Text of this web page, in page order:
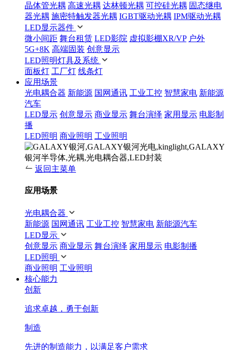
晶体管光耦 高速光耦 达林顿光耦 可控硅光耦 固态继电
器光耦 施密特触发器光耦 IGBT驱动光耦 IPM驱动光耦
LED显示器件
微小间距 舞台租赁 LED影院 虚拟影棚XR/VP 户外
5G+8K 高端固装 创意显示
LED照明灯具及系统
面板灯 工厂灯 线条灯
应用场景
光电耦合器 新能源 国网通讯 工业工控 智慧家电 新能源
汽车
LED显示 创意显示 商业显示 舞台演绎 家用显示 电影制
播
LED照明 商业照明 工业照明
返回主菜单
应用场景
光电耦合器
新能源 国网通讯 工业工控 智慧家电 新能源汽车
LED显示
创意显示 商业显示 舞台演绎 家用显示 电影制播
LED照明
商业照明 工业照明
核心能力
创新
追求卓越，勇于创新
制造
先进的制造能力，以满足客户需求